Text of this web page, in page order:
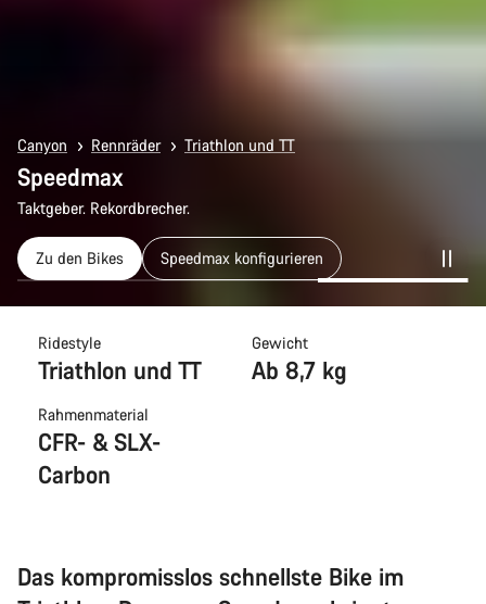
Canyon Rennräder Triathlon und TT
Speedmax
Taktgeber. Rekordbrecher.
Zu den Bikes Speedmax konfigurieren
Ridestyle
Triathlon und TT
Gewicht
Ab 8,7 kg
Rahmenmaterial
CFR- & SLX-
Carbon
Das kompromisslos schnellste Bike im